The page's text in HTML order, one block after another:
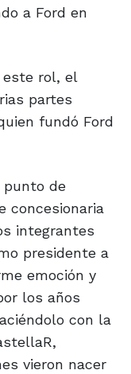
a Ford en
este rol, el
partes
fundó Ford
punto de
concesionaria
integrantes
presidente a
emoción y
los años
con la
vieron nacer